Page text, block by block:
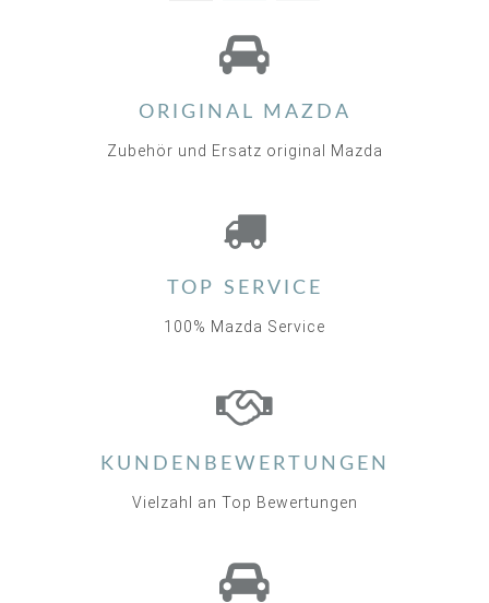
ORIGINAL MAZDA
Zubehör und Ersatz original Mazda
TOP SERVICE
100% Mazda Service
KUNDENBEWERTUNGEN
Vielzahl an Top Bewertungen